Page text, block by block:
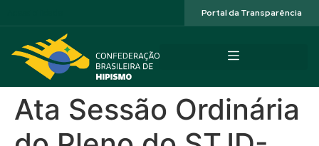
Portal da Transparência
Ata Sessão Ordinária